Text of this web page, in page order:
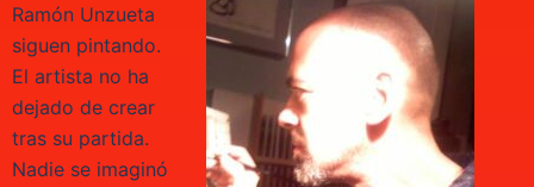
Ramón Unzueta
siguen pintando.
El artista no ha
dejado de crear
tras su partida.
Nadie se imaginó